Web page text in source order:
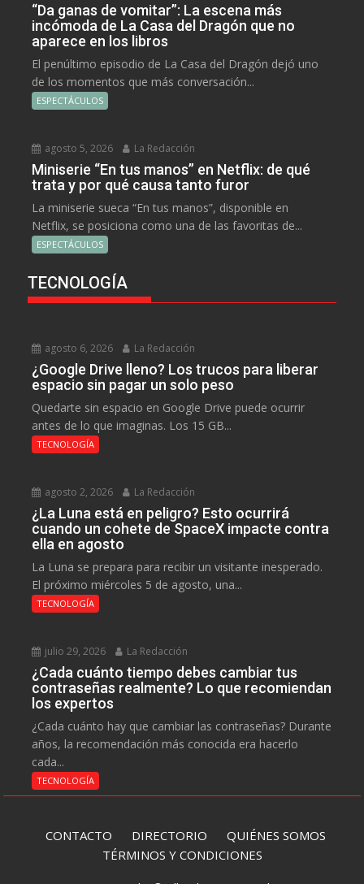
“Da ganas de vomitar”: La escena más
incómoda de La Casa del Dragón que no
aparece en los libros
El penúltimo episodio de La Casa del Dragón dejó uno
de los momentos que más conversación...
ESPECTÁCULOS
agosto 5, 2026 La Redacción
Miniserie “En tus manos” en Netflix: de qué
trata y por qué causa tanto furor
La miniserie sueca “En tus manos”, disponible en
Netflix, se posiciona como una de las favoritas de...
ESPECTÁCULOS
TECNOLOGÍA
agosto 6, 2026 La Redacción
¿Google Drive lleno? Los trucos para liberar
espacio sin pagar un solo peso
Quedarte sin espacio en Google Drive puede ocurrir
antes de lo que imaginas. Los 15 GB...
TECNOLOGÍA
agosto 2, 2026 La Redacción
¿La Luna está en peligro? Esto ocurrirá
cuando un cohete de SpaceX impacte contra
ella en agosto
La Luna se prepara para recibir un visitante inesperado.
El próximo miércoles 5 de agosto, una...
TECNOLOGÍA
julio 29, 2026 La Redacción
¿Cada cuánto tiempo debes cambiar tus
contraseñas realmente? Lo que recomiendan
los expertos
¿Cada cuánto hay que cambiar las contraseñas? Durante
años, la recomendación más conocida era hacerlo
cada...
TECNOLOGÍA
CONTACTO DIRECTORIO QUIÉNES SOMOS
TÉRMINOS Y CONDICIONES